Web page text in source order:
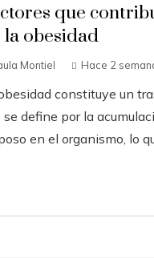
que
la obesidad
Montiel Hace 2
constituye un
se define por la
en el organismo, lo